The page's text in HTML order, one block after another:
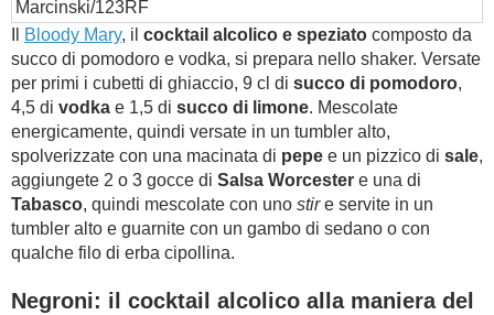
Marcinski/123RF
Bloody Mary, il cocktail alcolico e speziato composto da
succo di pomodoro e vodka, si prepara nello shaker. Versate
per primi i cubetti di ghiaccio, 9 cl di succo di pomodoro,
4,5 di vodka e 1,5 di succo di limone. Mescolate
energicamente, quindi versate in un tumbler alto,
spolverizzate con una macinata di pepe e un pizzico di sale,
aggiungete 2 o 3 gocce di Salsa Worcester e una di
Tabasco, quindi mescolate con uno stire servite in un
tumbler alto e guarnite con un gambo di sedano o con
qualche filo di erba cipollina.
Negroni: il cocktail alcolico alla maniera del